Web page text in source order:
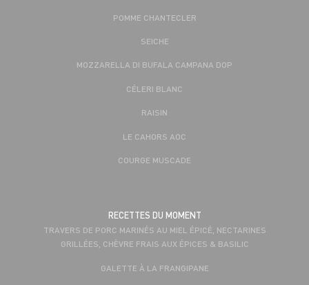
POMME CHANTECLER
SEICHE
MOZZARELLA DI BUFALA CAMPANA DOP
CÉLERI BLANC
RAISIN
LE CAHORS AOC
COURGE MUSCADE
RECETTES DU MOMENT
TRAVERS DE PORC MARINÉS AU MIEL ÉPICÉ, NECTARINES
GRILLÉES, CHÈVRE FRAIS AUX ÉPICES & BASILIC
GALETTE À LA FRANGIPANE